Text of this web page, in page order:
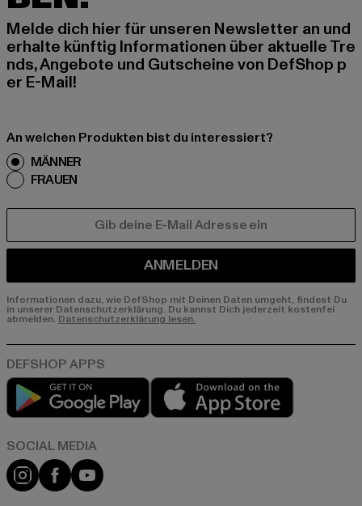
Melde dich hier für unseren Newsletter an und
erhalte künftig Informationen über aktuelle Tre
nds, Angebote und Gutscheine von DefShop p
er E-Mail!
An welchen Produkten bist du interessiert?
MÄNNER
FRAUEN
ANMELDEN
Informationen dazu, wie DefShop mit Deinen Daten umgeht, findest Du
in unserer Datenschutzerklärung. Du kannst Dich jederzeit kostenfei
abmelden. Datenschutzerklärung lesen.
Play market
Instagram
FacebookYouTube